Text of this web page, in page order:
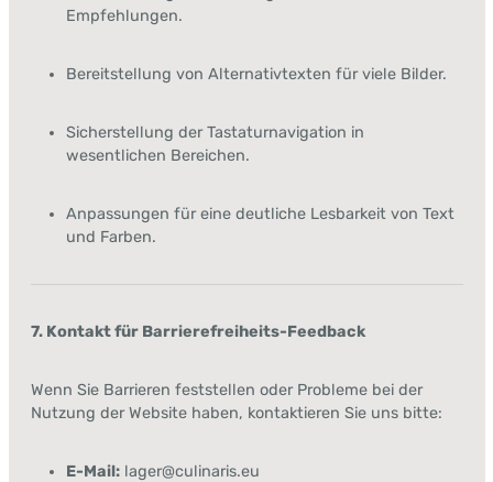
Empfehlungen.
Bereitstellung von Alternativtexten für viele Bilder.
Sicherstellung der Tastaturnavigation in
wesentlichen Bereichen.
Anpassungen für eine deutliche Lesbarkeit von Text
und Farben.
7. Kontakt für Barrierefreiheits-Feedback
Wenn Sie Barrieren feststellen oder Probleme bei der
Nutzung der Website haben, kontaktieren Sie uns bitte:
E-Mail:lager@culinaris.eu